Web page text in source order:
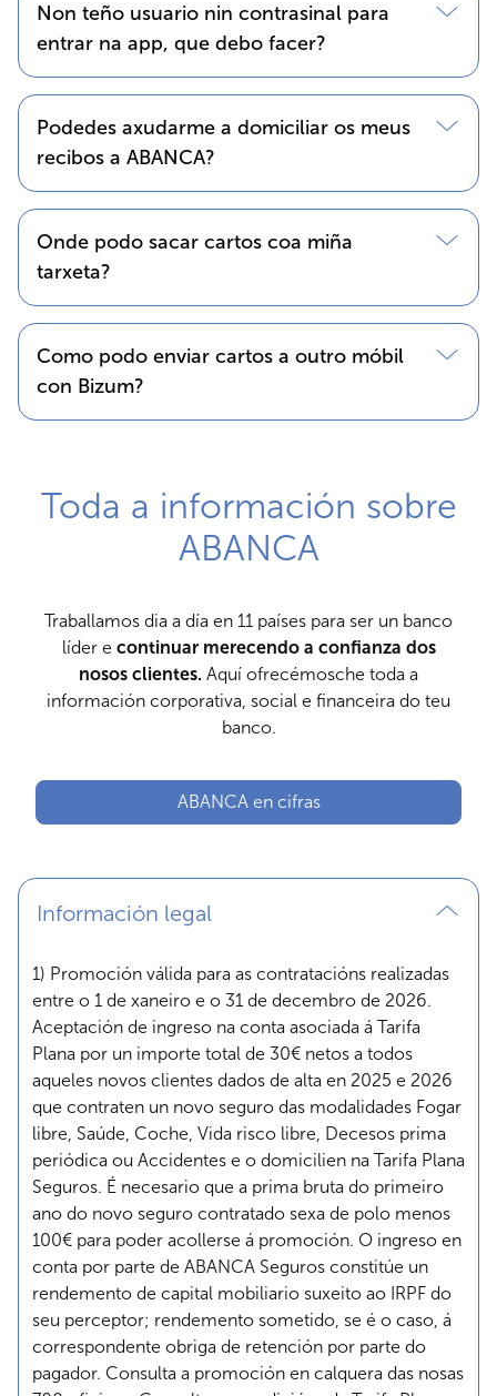
Non teño usuario nin contrasinal para
entrar na app, que debo facer?
Podedes axudarme a domiciliar os meus
recibos a ABANCA?
Onde podo sacar cartos coa miña
tarxeta?
Como podo enviar cartos a outro móbil
con Bizum?
Toda a información sobre
ABANCA
Traballamos dia a día en 11 países para ser un banco
líder e continuar merecendo a confianza dos
nosos clientes. Aquí ofrecémosche toda a
información corporativa, social e financeira do teu
banco.
ABANCA en cifras
Información legal
1) Promoción válida para as contratacións realizadas
entre o 1 de xaneiro e o 31 de decembro de 2026.
Aceptación de ingreso na conta asociada á Tarifa
Plana por un importe total de 30€ netos a todos
aqueles novos clientes dados de alta en 2025 e 2026
que contraten un novo seguro das modalidades Fogar
libre, Saúde, Coche, Vida risco libre, Decesos prima
periódica ou Accidentes e o domicilien na Tarifa Plana
Seguros. É necesario que a prima bruta do primeiro
ano do novo seguro contratado sexa de polo menos
100€ para poder acollerse á promoción. O ingreso en
conta por parte de ABANCA Seguros constitúe un
rendemento de capital mobiliario suxeito ao IRPF do
seu perceptor; rendemento sometido, se é o caso, á
correspondente obriga de retención por parte do
pagador. Consulta a promoción en calquera das nosas